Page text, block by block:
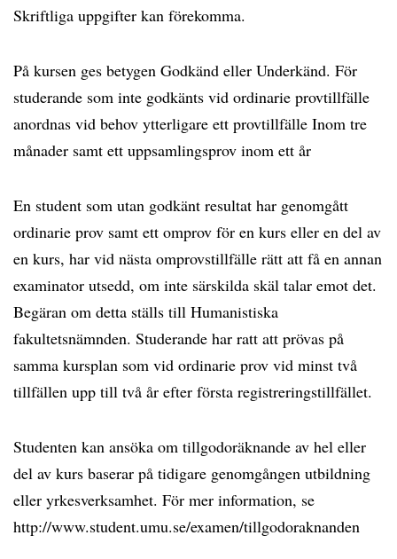
Skriftliga uppgifter kan förekomma.
På kursen ges betygen Godkänd eller Underkänd. För
studerande som inte godkänts vid ordinarie provtillfälle
anordnas vid behov ytterligare ett provtillfälle Inom tre
månader samt ett uppsamlingsprov inom ett år
En student som utan godkänt resultat har genomgått
ordinarie prov samt ett omprov för en kurs eller en del av
en kurs, har vid nästa omprovstillfälle rätt att få en annan
examinator utsedd, om inte särskilda skäl talar emot det.
Begäran om detta ställs till Humanistiska
fakultetsnämnden. Studerande har ratt att prövas på
samma kursplan som vid ordinarie prov vid minst två
tillfällen upp till två år efter första registreringstillfället.
Studenten kan ansöka om tillgodoräknande av hel eller
del av kurs baserar på tidigare genomgången utbildning
eller yrkesverksamhet. För mer information, se
http://www.student.umu.se/examen/tillgodoraknanden